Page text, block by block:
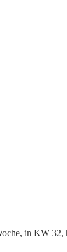
in KW 32,